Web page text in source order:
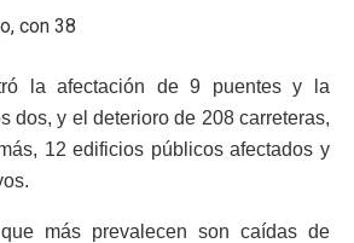
con 38
la afectación de 9 puentes y la
dos, y el deterioro de 208 carreteras,
12 edificios públicos afectados y
más prevalecen son caídas de